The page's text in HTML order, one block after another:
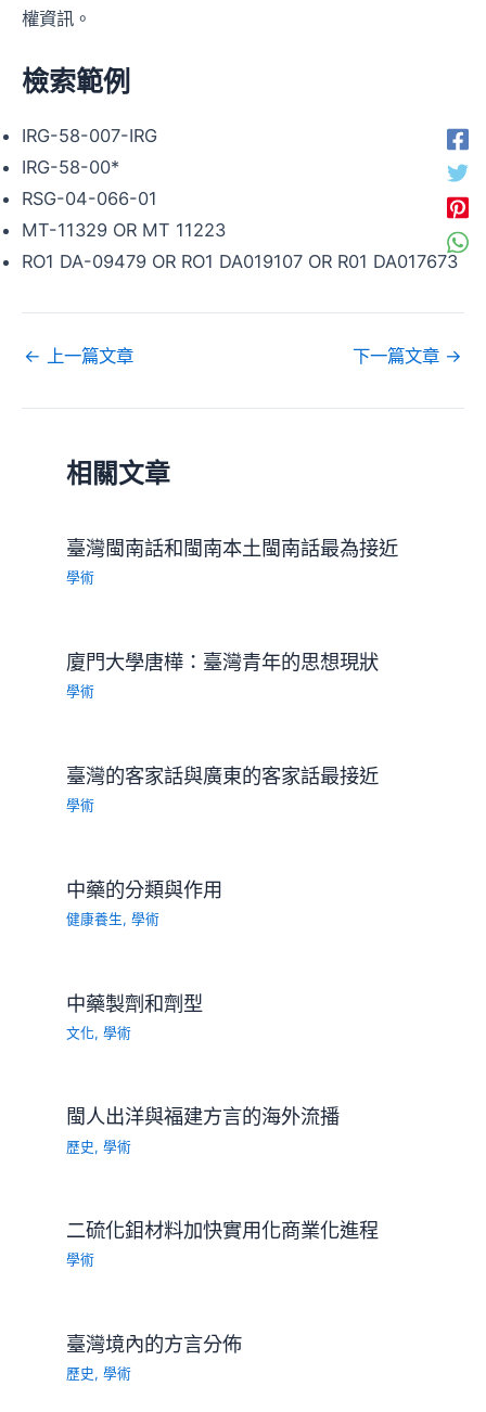
權資訊。
檢索範例
IRG-58-007-IRG
IRG-58-00*
RSG-04-066-01
MT-11329 OR MT 11223
RO1 DA-09479 OR RO1 DA019107 OR R01 DA017673
← 上一篇文章 下一篇文章 →
相關文章
臺灣閩南話和閩南本土閩南話最為接近
學術
廈門大學唐樺：臺灣青年的思想現狀
學術
臺灣的客家話與廣東的客家話最接近
學術
中藥的分類與作用
健康養生,學術
中藥製劑和劑型
文化,學術
閩人出洋與福建方言的海外流播
歷史,學術
二硫化鉬材料加快實用化商業化進程
學術
臺灣境內的方言分佈
歷史,學術